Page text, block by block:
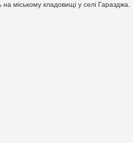
міському кладовищі у селі Гаразджа.